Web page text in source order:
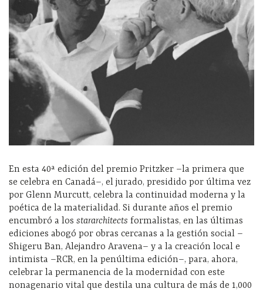
En esta 40ª edición del premio Pritzker –la primera que
se celebra en Canadá–, el jurado, presidido por última vez
por Glenn Murcutt, celebra la continuidad moderna y la
poética de la materialidad. Si durante años el premio
encumbró a los stararchitects formalistas, en las últimas
ediciones abogó por obras cercanas a la gestión social –
Shigeru Ban, Alejandro Aravena– y a la creación local e
intimista –RCR, en la penúltima edición–, para, ahora,
celebrar la permanencia de la modernidad con este
nonagenario vital que destila una cultura de más de 1,000